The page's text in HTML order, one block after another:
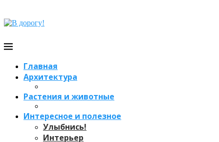
Главная
Архитектура
Растения и животные
Интересное и полезное
Улыбнись!
Интерьер